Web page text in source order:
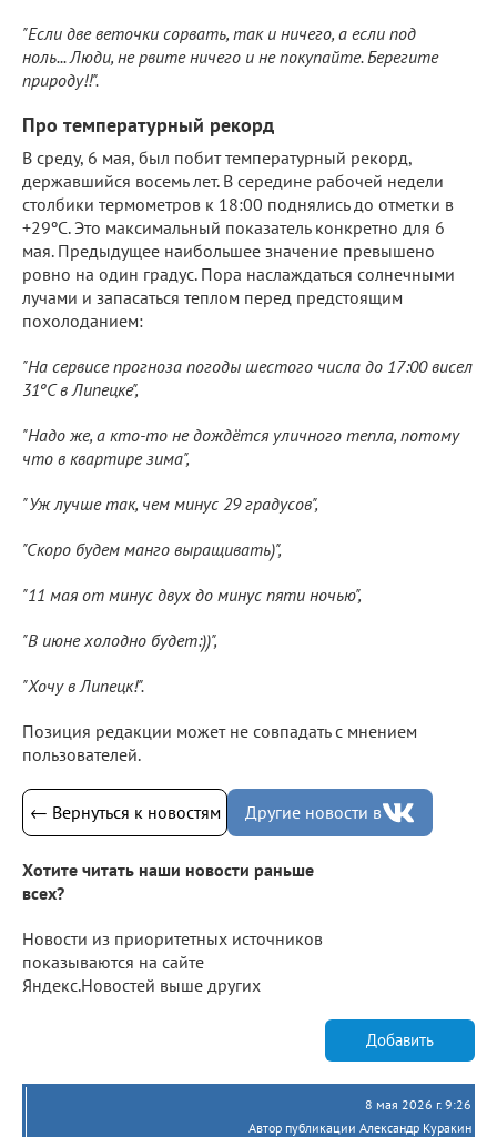
"Если две веточки сорвать, так и ничего, а если под
ноль... Люди, не рвите ничего и не покупайте. Берегите
природу!!".
Про температурный рекорд
В среду, 6 мая, был побит температурный рекорд,
державшийся восемь лет. В середине рабочей недели
столбики термометров к 18:00 поднялись до отметки в
+29ºС. Это максимальный показатель конкретно для 6
мая. Предыдущее наибольшее значение превышено
ровно на один градус. Пора наслаждаться солнечными
лучами и запасаться теплом перед предстоящим
похолоданием:
"На сервисе прогноза погоды шестого числа до 17:00 висел
31ºС в Липецке",
"Надо же, а кто-то не дождётся уличного тепла, потому
что в квартире зима",
"Уж лучше так, чем минус 29 градусов",
"Скоро будем манго выращивать)",
"11 мая от минус двух до минус пяти ночью",
"В июне холодно будет:))",
"Хочу в Липецк!".
Позиция редакции может не совпадать с мнением
пользователей.
← Вернуться к новостям Другие новости в
Хотите читать наши новости раньше
всех?
Новости из приоритетных источников
показываются на сайте
Яндекс.Новостей выше других
Добавить
8 мая 2026 г. 9:26
Автор публикации Александр Куракин